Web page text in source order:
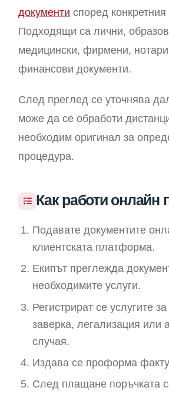
документи според конкретния
Подходящи са лични,
медицински, фирмени,
финансови документи.
След преглед се уточнява
може да се обработи
необходим оригинал за
процедура.
Как работи онлайн
Подавате документите
клиентската платформа.
Екипът преглежда
необходимите услуги.
Регистрират се услугите
заверка, легализация или
случая.
Издава се проформа
След плащане поръчката